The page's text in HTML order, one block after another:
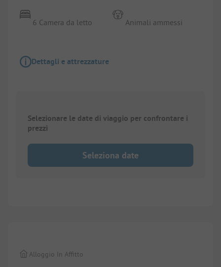
6 Camera da letto Animali ammessi
Dettagli e attrezzature
Selezionare le date di viaggio per confrontare i
prezzi
Seleziona date
Alloggio In Affitto